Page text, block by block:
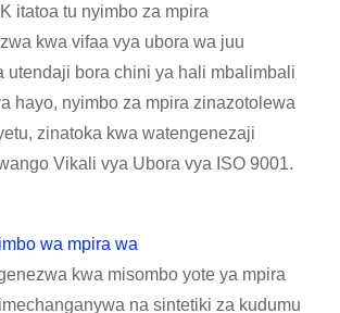
itatoa tu nyimbo za mpira
kwa vifaa vya ubora wa juu
utendaji bora chini ya hali mbalimbali
hayo, nyimbo za mpira zinazotolewa
zinatoka kwa watengenezaji
Vikali vya Ubora vya ISO 9001.
wa mpira wa
kwa misombo yote ya mpira
na sintetiki za kudumu